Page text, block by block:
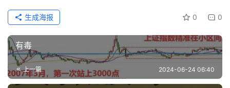
0 0
生成海报
有毒
上一篇 2024-06-24 06:40